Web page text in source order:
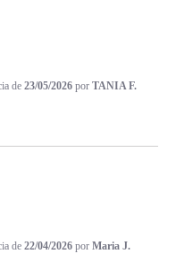
de 23/05/2026 por TANIA F.
de 22/04/2026 por Maria J.